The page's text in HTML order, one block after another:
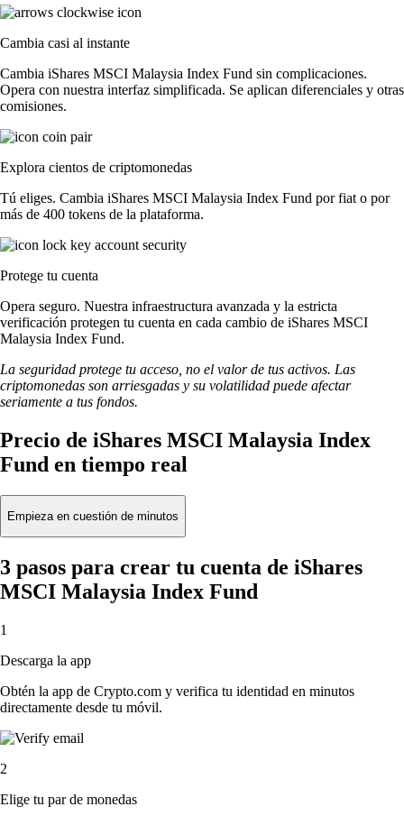
Cambia casi al instante
Cambia iShares MSCI Malaysia Index Fund sin complicaciones.
Opera con nuestra interfaz simplificada. Se aplican diferenciales y otras
comisiones.
Explora cientos de criptomonedas
Tú eliges. Cambia iShares MSCI Malaysia Index Fund por fiat o por
más de 400 tokens de la plataforma.
Protege tu cuenta
Opera seguro. Nuestra infraestructura avanzada y la estricta
verificación protegen tu cuenta en cada cambio de iShares MSCI
Malaysia Index Fund.
La seguridad protege tu acceso, no el valor de tus activos. Las
criptomonedas son arriesgadas y su volatilidad puede afectar
seriamente a tus fondos.
Precio de iShares MSCI Malaysia Index
Fund en tiempo real
Empieza en cuestión de minutos
3 pasos para crear tu cuenta de iShares
MSCI Malaysia Index Fund
1
Descarga la app
Obtén la app de Crypto.com y verifica tu identidad en minutos
directamente desde tu móvil.
2
Elige tu par de monedas